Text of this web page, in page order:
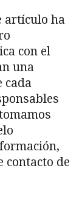
artículo ha
con el
una
cada
contacto de